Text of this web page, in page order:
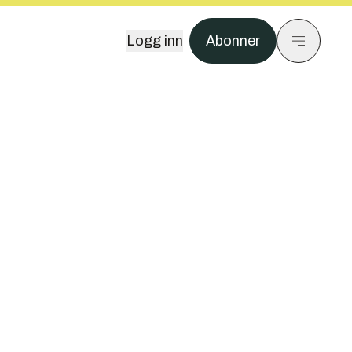
Logg inn Abonner